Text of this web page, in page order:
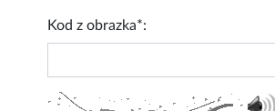
Kod z obrazka*: